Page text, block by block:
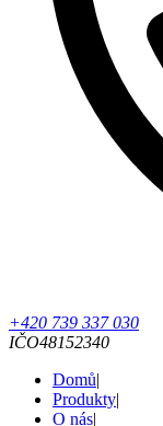
+420 739 337 030
IČO48152340
Domů|
Produkty|
O nás|